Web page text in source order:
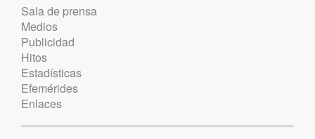
Sala de prensa
Medios
Publicidad
Hitos
Estadísticas
Efemérides
Enlaces